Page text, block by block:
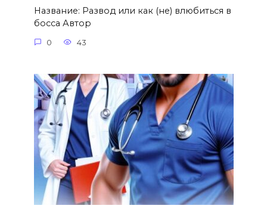
Название: Развод или как (не) влюбиться в
босса Автор
0 43